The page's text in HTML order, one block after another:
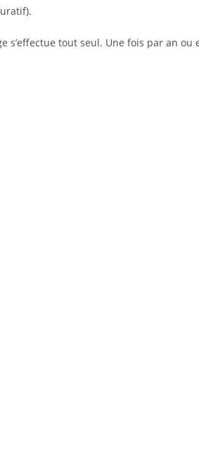
s’effectue tout seul. Une fois par an